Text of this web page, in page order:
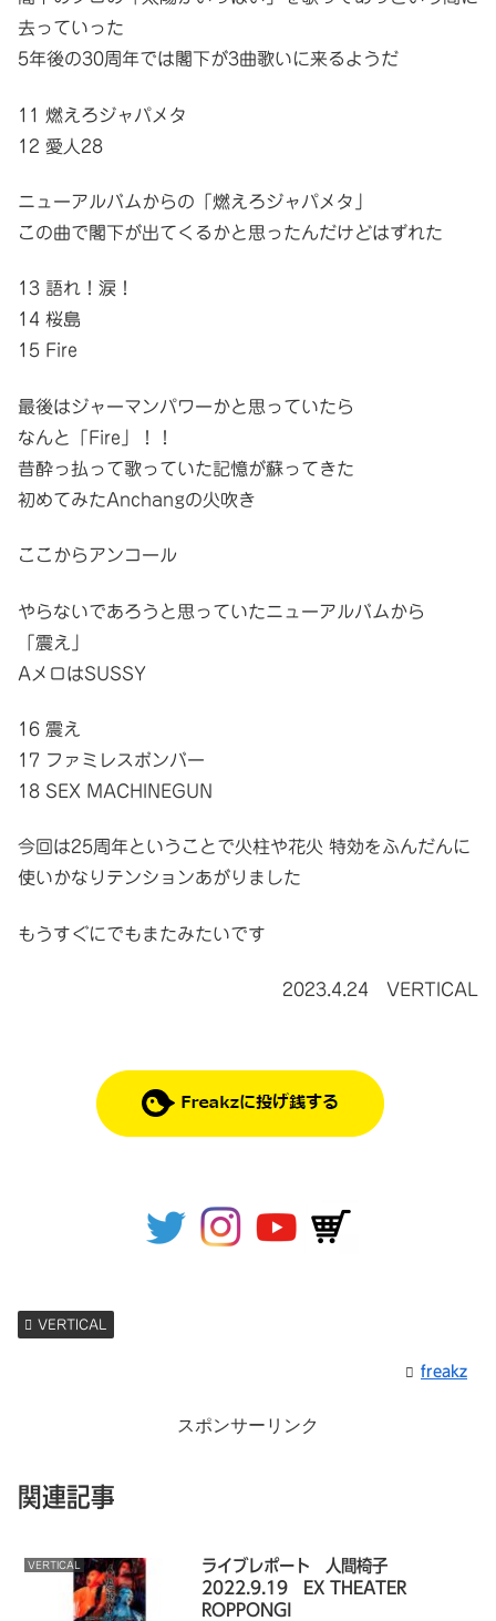
去っていった
5年後の30周年では閣下が3曲歌いに来るようだ
11 燃えろジャパメタ
12 愛人28
ニューアルバムからの「燃えろジャパメタ」
この曲で閣下が出てくるかと思ったんだけどはずれた
13 語れ！涙！
14 桜島
15 Fire
最後はジャーマンパワーかと思っていたら
なんと「Fire」！！
昔酔っ払って歌っていた記憶が蘇ってきた
初めてみたAnchangの火吹き
ここからアンコール
やらないであろうと思っていたニューアルバムから
「震え」
AメロはSUSSY
16 震え
17 ファミレスボンバー
18 SEX MACHINEGUN
今回は25周年ということで火柱や花火 特効をふんだんに
使いかなりテンションあがりました
もうすぐにでもまたみたいです
2023.4.24 VERTICAL
VERTICAL
freakz
スポンサーリンク
関連記事
VERTICAL
ライブレポート 人間椅子
2022.9.19 EX THEATER
ROPPONGI